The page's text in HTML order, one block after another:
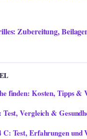
Zubereitung,
finden: Kosten, Tipps &
Vergleich &
Test, Erfahrungen und